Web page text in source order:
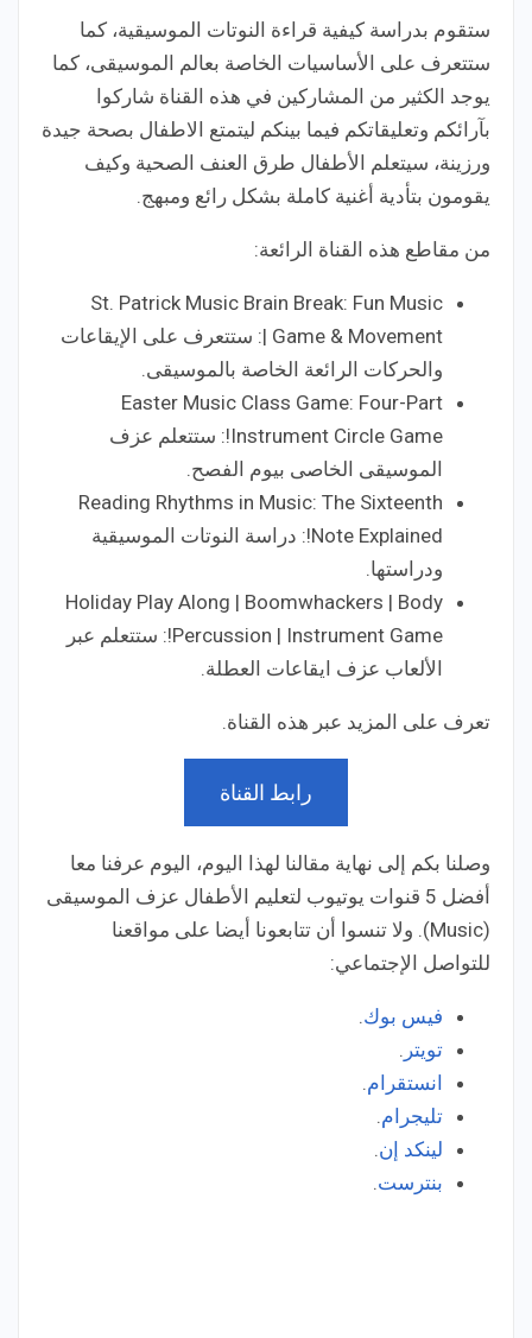
ستقوم بدراسة كيفية قراءة النوتات الموسيقية، كما
ستتعرف على الأساسيات الخاصة بعالم الموسيقى، كما
يوجد الكثير من المشاركين في هذه القناة شاركوا
بآرائكم وتعليقاتكم فيما بينكم ليتمتع الاطفال بصحة جيدة
ورزينة، سيتعلم الأطفال طرق العنف الصحية وكيف
يقومون بتأدية أغنية كاملة بشكل رائع ومبهج.
من مقاطع هذه القناة الرائعة:
St. Patrick Music Brain Break: Fun Music
Game & Movement |: ستتعرف على الإيقاعات
والحركات الرائعة الخاصة بالموسيقى.
Easter Music Class Game: Four-Part
Instrument Circle Game!: ستتعلم عزف
الموسيقى الخاصى بيوم الفصح.
Reading Rhythms in Music: The Sixteenth
Note Explained!: دراسة النوتات الموسيقية
ودراستها.
Holiday Play Along | Boomwhackers | Body
Percussion | Instrument Game!: ستتعلم عبر
الألعاب عزف ايقاعات العطلة.
تعرف على المزيد عبر هذه القناة.
رابط القناة
وصلنا بكم إلى نهاية مقالنا لهذا اليوم، اليوم عرفنا معا
أفضل 5 قنوات يوتيوب لتعليم الأطفال عزف الموسيقى
(Music). ولا تنسوا أن ت
تابعونا أيضا على مواقعنا
للتواصل الإجتماعي:
فيس بوك.
تويتر .
انستقرام.
تليجرام.
لينكد إن.
بنترست.